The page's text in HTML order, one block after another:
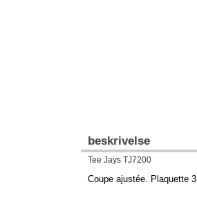
beskrivelse
Tee Jays TJ7200
Coupe ajustée. Plaquette